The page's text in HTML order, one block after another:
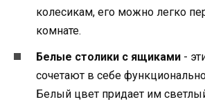
колесикам, его можно легко
комнате.
Белые столики с ящиками -
сочетают в себе
Белый цвет придает им